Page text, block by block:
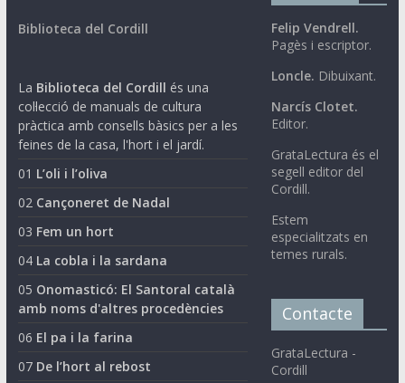
Biblioteca del Cordill
La Biblioteca del Cordill és una
col·lecció de manuals de cultura
pràctica amb consells bàsics per a les
feines de la casa, l'hort i el jardí.
01 L’oli i l’oliva
02 Cançoneret de Nadal
03 Fem un hort
04 La cobla i la sardana
05 Onomasticó: El Santoral català
amb noms d'altres procedències
06 El pa i la farina
07 De l’hort al rebost
Felip Vendrell.
Pagès i escriptor.
Loncle. Dibuixant.
Narcís Clotet.
Editor.
GrataLectura és el
segell editor del
Cordill.
Estem
especialitzats en
temes rurals.
Contacte
GrataLectura -
Cordill